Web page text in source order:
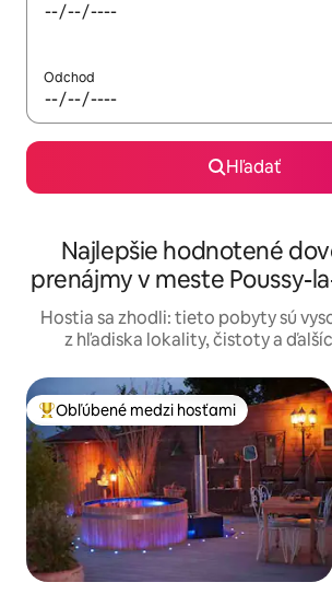
Odchod
Hľadať
Najlepšie hodnotené
prenájmy v meste Poussy-
Hostia sa zhodli: tieto pobyty sú
z hľadiska lokality, čistoty a
Najobľúbenejšie medzi hosťami
Obľúbené medzi hosťami